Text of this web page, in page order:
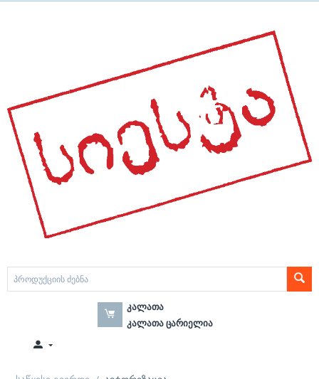
ᲙᲐᲚᲐᲗᲐ
კალათა ცარიელია